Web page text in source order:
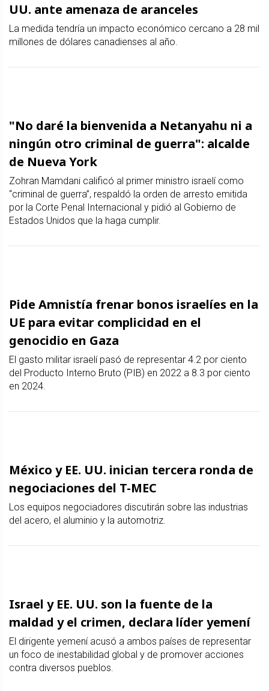
UU. ante amenaza de aranceles
La medida tendría un impacto económico cercano a 28 mil
millones de dólares canadienses al año.
"No daré la bienvenida a Netanyahu ni a
ningún otro criminal de guerra": alcalde
de Nueva York
Zohran Mamdani calificó al primer ministro israelí como
“criminal de guerra”, respaldó la orden de arresto emitida
por la Corte Penal Internacional y pidió al Gobierno de
Estados Unidos que la haga cumplir.
Pide Amnistía frenar bonos israelíes en la
UE para evitar complicidad en el
genocidio en Gaza
El gasto militar israelí pasó de representar 4.2 por ciento
del Producto Interno Bruto (PIB) en 2022 a 8.3 por ciento
en 2024.
México y EE. UU. inician tercera ronda de
negociaciones del T-MEC
Los equipos negociadores discutirán sobre las industrias
del acero, el aluminio y la automotriz.
Israel y EE. UU. son la fuente de la
maldad y el crimen, declara líder yemení
El dirigente yemení acusó a ambos países de representar
un foco de inestabilidad global y de promover acciones
contra diversos pueblos.